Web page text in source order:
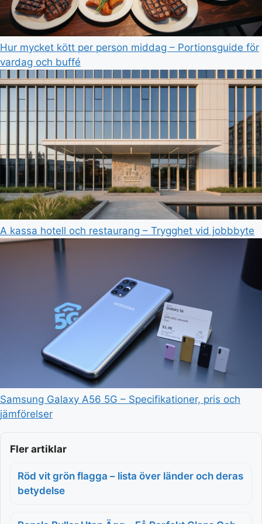
Hur mycket kött per person middag – Portionsguide för
vardag och buffé
A kassa hotell och restaurang – Trygghet vid jobbbyte
Samsung Galaxy A56 5G – Specifikationer, pris och
jämförelser
Fler artiklar
Röd vit grön flagga – lista över länder och deras
betydelse